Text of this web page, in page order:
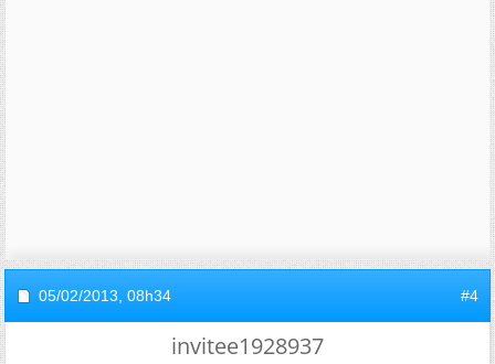
05/02/2013, 08h34 #4
invitee1928937